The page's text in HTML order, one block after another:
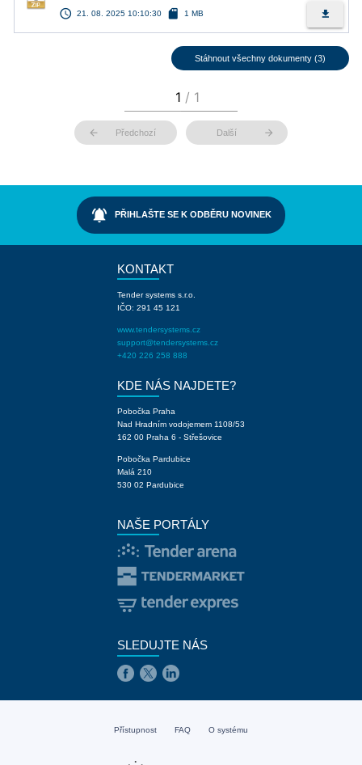
access_time 21. 08. 2025 10:10:30 sd_card 1 MB file_download
Stáhnout všechny dokumenty (3)
arrow_back Předchozí Další arrow_forward
notifications_active PŘIHLAŠTE SE K ODBĚRU NOVINEK
KONTAKT
Tender systems s.r.o.
IČO: 291 45 121
www.tendersystems.cz
support@tendersystems.cz
+420 226 258 888
KDE NÁS NAJDETE?
Pobočka Praha
Nad Hradním vodojemem 1108/53
162 00 Praha 6 - Střešovice
Pobočka Pardubice
Malá 210
530 02 Pardubice
NAŠE PORTÁLY
SLEDUJTE NÁS
Přístupnost FAQ O systému